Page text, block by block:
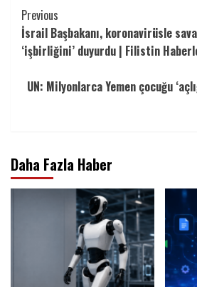
Continue
Reading
Previous
İsrail Başbakanı, koronavirüsle
‘işbirliğini’ duyurdu | Filistin
UN: Milyonlarca Yemen çocuğu
Daha Fazla Haber